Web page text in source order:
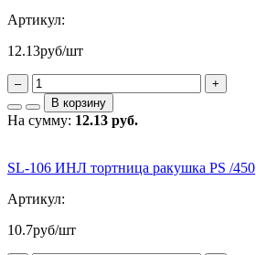
Артикул:
12.13руб/шт
–
+
В корзину
На сумму: 12.13 руб.
SL-106 ИНЛ тортница ракушка PS /450
Артикул:
10.7руб/шт